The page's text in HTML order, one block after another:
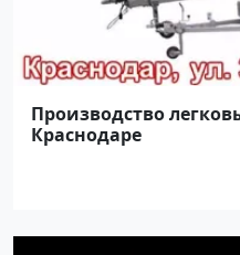
Производство
Краснодаре